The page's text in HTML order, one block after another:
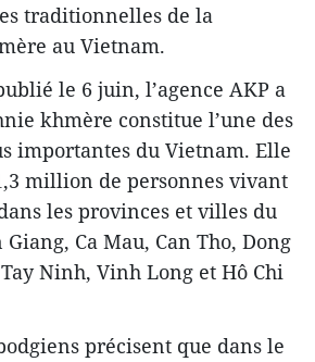
traditionnelles de la
au Vietnam.
le 6 juin, l’agence AKP a
khmère constitue l’une des
importantes du Vietnam. Elle
million de personnes vivant
les provinces et villes du
Giang, Ca Mau, Can Tho, Dong
Ninh, Vinh Long et Hô Chi
précisent que dans le